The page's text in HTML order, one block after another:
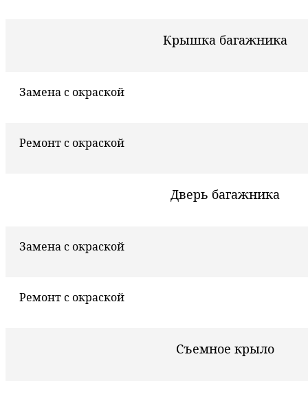
Крышка багажника
Замена с окраской
Ремонт с окраской
Дверь багажника
Замена с окраской
Ремонт с окраской
Съемное крыло